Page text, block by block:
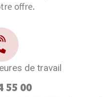
offre.
de travail
55 00